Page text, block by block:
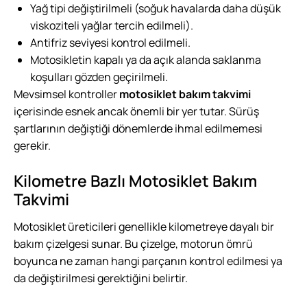
Yağ tipi değiştirilmeli (soğuk havalarda daha düşük
viskoziteli yağlar tercih edilmeli).
Antifriz seviyesi kontrol edilmeli.
Motosikletin kapalı ya da açık alanda saklanma
koşulları gözden geçirilmeli.
Mevsimsel kontrollermotosiklet bakım takvimi
içerisinde esnek ancak önemli bir yer tutar. Sürüş
şartlarının değiştiği dönemlerde ihmal edilmemesi
gerekir.
Kilometre Bazlı Motosiklet Bakım
Takvimi
Motosiklet üreticileri genellikle kilometreye dayalı bir
bakım çizelgesi sunar. Bu çizelge, motorun ömrü
boyunca ne zaman hangi parçanın kontrol edilmesi ya
da değiştirilmesi gerektiğini belirtir.